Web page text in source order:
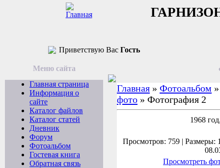
Приветствую Вас Гость
Меню сайта
Главная страница
Информация о
сайте
Каталог файлов
Каталог статей
Дневник
Форум
Фотоальбом
Гостевая книга
Обратная связь
Главная » Фотоальбом
фото » Фотография 2
1968
Просмотров: 759 | Размеры:
Просмотреть